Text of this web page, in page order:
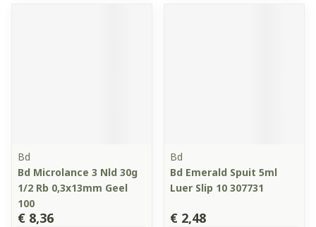
Bd
Bd Microlance 3 Nld 30g
1/2 Rb 0,3x13mm Geel
100
€ 8,36
Bd
Bd Emerald Spuit 5ml
Luer Slip 10 307731
€ 2,48